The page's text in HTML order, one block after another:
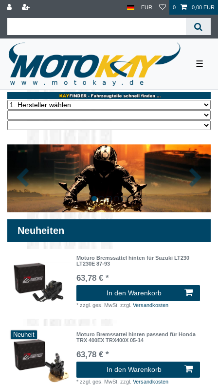
EUR 0 0,00 EUR
☰
Zurück
Neuheiten
Moturo Bremssattel hinten für Suzuki LT230
LT230E 87-93
63,78 € *
In den Warenkorb
*zzgl. ges. MwSt. zzgl.Versandkosten
Neuheit
Moturo Bremssattel hinten passend für Honda
TRX 400EX TRX400X 05-14
63,78 € *
In den Warenkorb
*zzgl. ges. MwSt. zzgl.Versandkosten